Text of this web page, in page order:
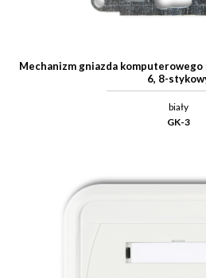
Mechanizm gniazda
6, 8-
biały
GK-3